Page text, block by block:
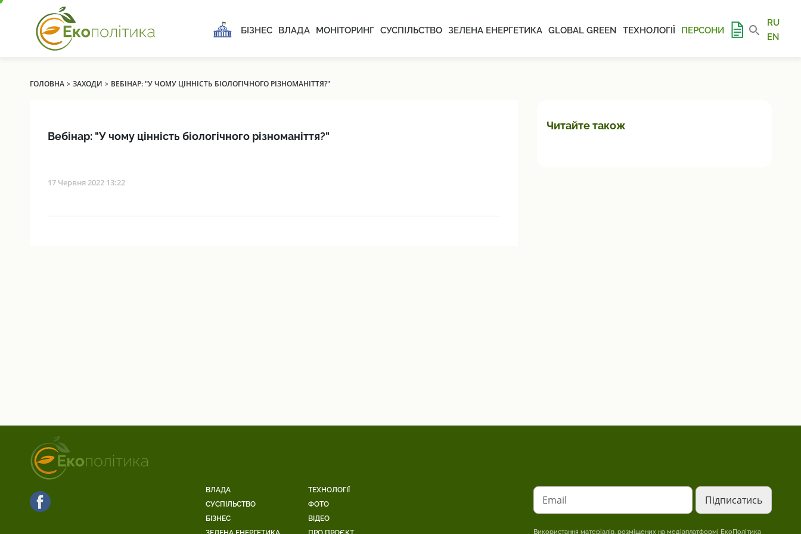
БІЗНЕС ВЛАДА МОНІТОРИНГ СУСПІЛЬСТВО ЗЕЛЕНА ЕНЕРГЕТИКА GLOBAL GREEN ТЕХНОЛОГІЇ ПЕРСОНИ
RU
EN
ГОЛОВНА› ЗАХОДИ › ВЕБІНАР: "У ЧОМУ ЦІННІСТЬ БІОЛОГІЧНОГО РІЗНОМАНІТТЯ?"
Вебінар: "У чому цінність біологічного різноманіття?"
17 Червня 2022 13:22
Читайте також
ВЛАДА
СУСПІЛЬСТВО
БІЗНЕС
ТЕХНОЛОГІЇ
ФОТО
ВІДЕО
Email
Використання матеріалів, розміщених на медіаплатформі ЕкоПолітика